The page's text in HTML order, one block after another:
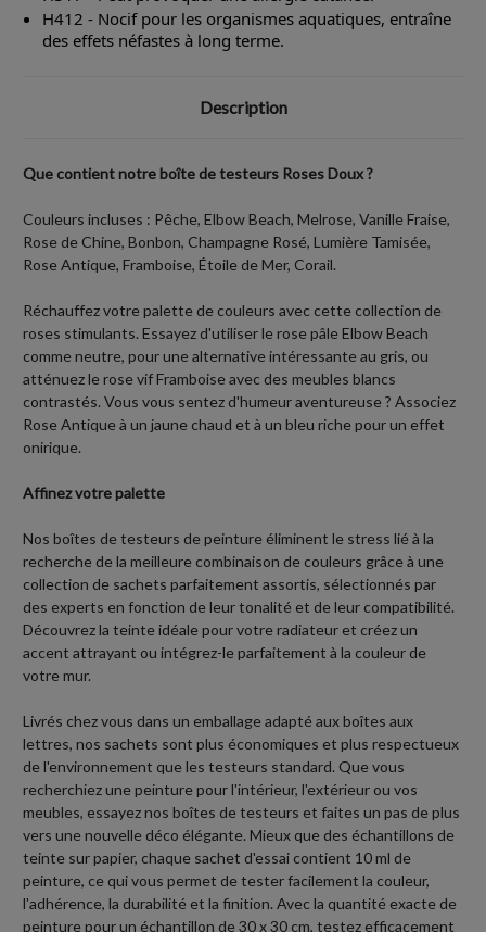
H412 - Nocif pour les organismes aquatiques, entraîne
des effets néfastes à long terme.
Description
Que contient notre boîte de testeurs Roses Doux ?
Couleurs incluses : Pêche, Elbow Beach, Melrose, Vanille Fraise,
Rose de Chine, Bonbon, Champagne Rosé, Lumière Tamisée,
Rose Antique, Framboise, Étoile de Mer, Corail.
Réchauffez votre palette de couleurs avec cette collection de
roses stimulants. Essayez d'utiliser le rose pâle Elbow Beach
comme neutre, pour une alternative intéressante au gris, ou
atténuez le rose vif Framboise avec des meubles blancs
contrastés. Vous vous sentez d'humeur aventureuse ? Associez
Rose Antique à un jaune chaud et à un bleu riche pour un effet
onirique.
Affinez votre palette
Nos boîtes de testeurs de peinture éliminent le stress lié à la
recherche de la meilleure combinaison de couleurs grâce à une
collection de sachets parfaitement assortis, sélectionnés par
des experts en fonction de leur tonalité et de leur compatibilité.
Découvrez la teinte idéale pour votre radiateur et créez un
accent attrayant ou intégrez-le parfaitement à la couleur de
votre mur.
Livrés chez vous dans un emballage adapté aux boîtes aux
lettres, nos sachets sont plus économiques et plus respectueux
de l'environnement que les testeurs standard. Que vous
recherchiez une peinture pour l'intérieur, l'extérieur ou vos
meubles, essayez nos boîtes de testeurs et faites un pas de plus
vers une nouvelle déco élégante. Mieux que des échantillons de
teinte sur papier, chaque sachet d'essai contient 10 ml de
peinture, ce qui vous permet de tester facilement la couleur,
l'adhérence, la durabilité et la finition. Avec la quantité exacte de
peinture pour un échantillon de 30 x 30 cm, testez efficacement